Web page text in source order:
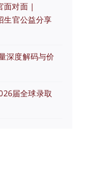
面对面 |
官公益分享
深度解码与价
届全球录取